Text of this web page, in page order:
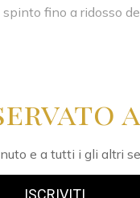
fino a ridosso
e a tutti i gli altri
ISCRIVITI